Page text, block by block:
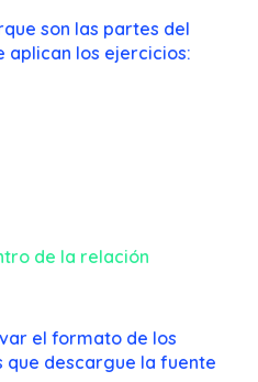
son las partes del
aplican los ejercicios:
de la relación
el formato de los
que descargue la fuente